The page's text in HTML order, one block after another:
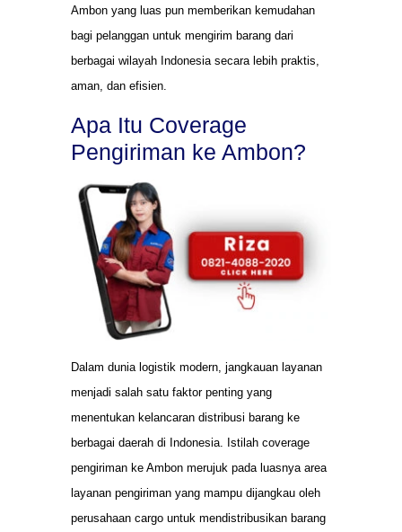
Ambon yang luas pun memberikan kemudahan
bagi pelanggan untuk mengirim barang dari
berbagai wilayah Indonesia secara lebih praktis,
aman, dan efisien.
Apa Itu Coverage
Pengiriman ke Ambon?
Dalam dunia logistik modern, jangkauan layanan
menjadi salah satu faktor penting yang
menentukan kelancaran distribusi barang ke
berbagai daerah di Indonesia. Istilah coverage
pengiriman ke Ambon merujuk pada luasnya area
layanan pengiriman yang mampu dijangkau oleh
perusahaan cargo untuk mendistribusikan barang